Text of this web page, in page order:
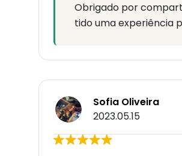
Obrigado por
tido uma experiência
Sofia Oliveira
2023.05.15